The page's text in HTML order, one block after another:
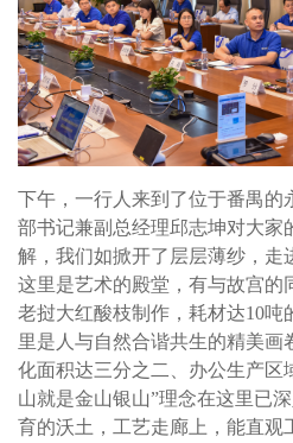
下午，一行人来到了位于番禺的
部书记兼副总经理邱志坤对大家
解，我们如掀开了层层薄纱，走
这里是艺术的殿堂，有与故宫的
老挝大红酸枝制作，耗材达10吨
里是人与自然合谐共生的精美画
化面积达三分之二、办公生产区
山就是金山银山”理念在这里已
育的沃土，工艺走廊上，能直观